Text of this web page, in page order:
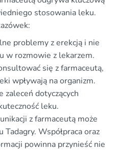
stosowania leku.
problemy z erekcją i nie
w rozmowie z lekarzem.
się z farmaceutą,
wpływają na organizm.
zaleceń dotyczących
leku.
z farmaceutą może
Współpraca oraz
powinna przynieść nie